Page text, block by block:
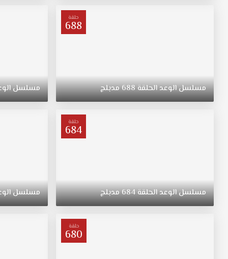
تبقى
"ريهان"
558
مدبلج
قصة
حلقة
688
مسلسلالوعدالحلقة688مدبلج مسلسل
حلقة
684
مسلسلالوعدالحلقة684مدبلج مسلسل
حلقة
680